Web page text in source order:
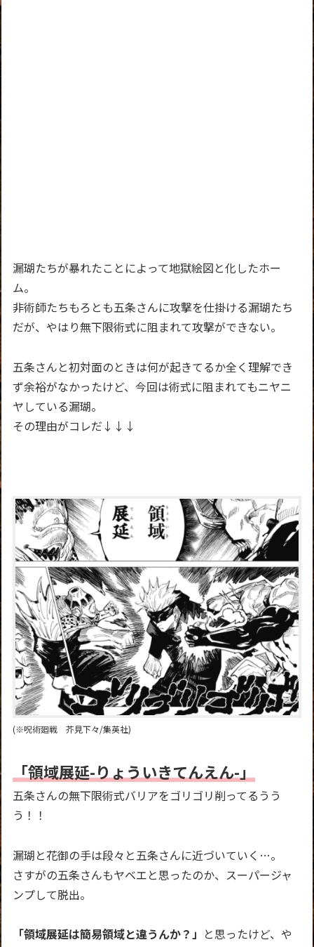
漏瑚たちが暴れたことによって地獄絵図と化したホー
ム。
非術師たちもろとも五条さんに攻撃を仕掛ける漏瑚たち
だが、やはり無下限術式に阻まれて攻撃ができない。
五条さんと初対面のときは何が起きてるか全く理解でき
ず余裕がなかったけど、今回は術式に阻まれてもニヤニ
ヤしている漏瑚。
その理由がコレだ↓↓↓
(※呪術廻戦 芥見下々/集英社)
「領域展延-りょういきてんえん-」
五条さんの無下限術式バリアをゴリゴリ削ってるうう
う！！
漏瑚と花御の手は段々と五条さんに近づいていく…。
さすがの五条さんもヤベエと思ったのか、スーパージャ
ンプして脱出。
「領域展延は簡易領域と違うんか？」 と思ったけど、や